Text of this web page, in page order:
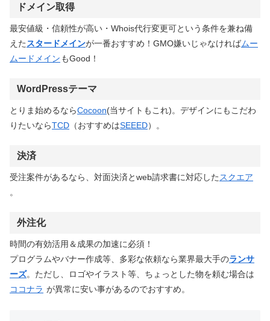
ドメイン取得
最安値級・信頼性が高い・Whois代行変更可という条件を兼ね備
えた スタードメインが一番おすすめ！GMO嫌いじゃなければムー
ムードメイン もGood！
WordPressテーマ
とりま始めるならCocoon(当サイトもこれ)。デザインにもこだわ
りたいならTCD （おすすめはSEEED）。
決済
受注案件があるなら、対面決済とweb請求書に対応した スクエア
。
外注化
時間の有効活用＆成果の加速に必須！
プログラムやバナー作成等、多彩な依頼なら業界最大手のランサ
ーズ。ただし、ロゴやイラスト等、ちょっとした物を頼む場合は
ココナラ が異常に安い事があるのでおすすめ。